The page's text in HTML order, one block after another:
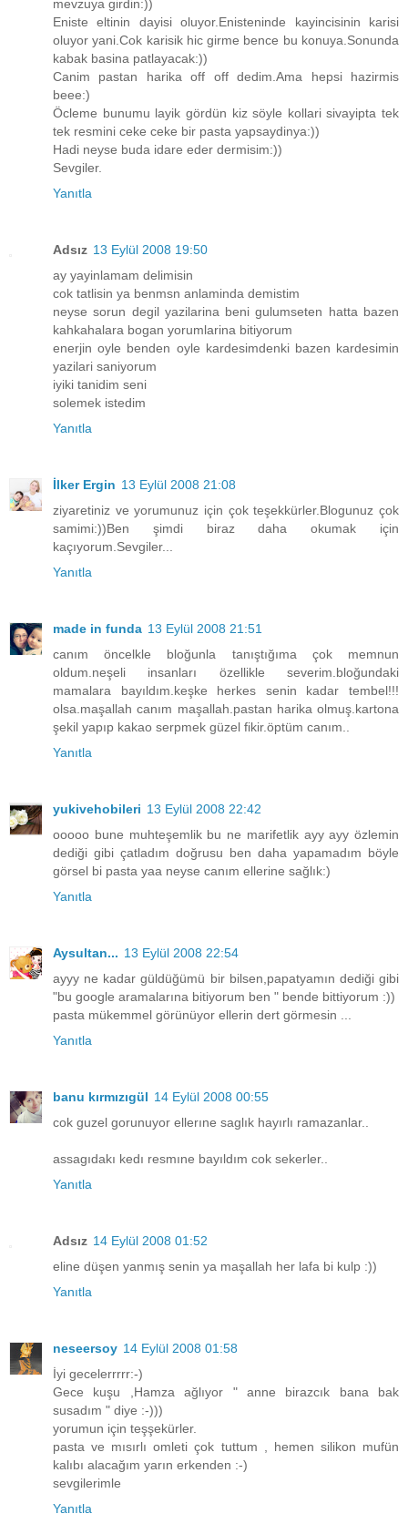
mevzuya girdin:))
Eniste eltinin dayisi oluyor.Enisteninde kayincisinin karisi
oluyor yani.Cok karisik hic girme bence bu konuya.Sonunda
kabak basina patlayacak:))
Canim pastan harika off off dedim.Ama hepsi hazirmis
beee:)
Öcleme bunumu layik gördün kiz söyle kollari sivayipta tek
tek resmini ceke ceke bir pasta yapsaydinya:))
Hadi neyse buda idare eder dermisim:))
Sevgiler.
Yanıtla
Adsız 13 Eylül 2008 19:50
ay yayinlamam delimisin
cok tatlisin ya benmsn anlaminda demistim
neyse sorun degil yazilarina beni gulumseten hatta bazen
kahkahalara bogan yorumlarina bitiyorum
enerjin oyle benden oyle kardesimdenki bazen kardesimin
yazilari saniyorum
iyiki tanidim seni
solemek istedim
Yanıtla
İlker Ergin 13 Eylül 2008 21:08
ziyaretiniz ve yorumunuz için çok teşekkürler.Blogunuz çok
samimi:))Ben şimdi biraz daha okumak için
kaçıyorum.Sevgiler...
Yanıtla
made in funda 13 Eylül 2008 21:51
canım öncelkle bloğunla tanıştığıma çok memnun
oldum.neşeli insanları özellikle severim.bloğundaki
mamalara bayıldım.keşke herkes senin kadar tembel!!!
olsa.maşallah canım maşallah.pastan harika olmuş.kartona
şekil yapıp kakao serpmek güzel fikir.öptüm canım..
Yanıtla
yukivehobileri 13 Eylül 2008 22:42
ooooo bune muhteşemlik bu ne marifetlik ayy ayy özlemin
dediği gibi çatladım doğrusu ben daha yapamadım böyle
görsel bi pasta yaa neyse canım ellerine sağlık:)
Yanıtla
Aysultan... 13 Eylül 2008 22:54
ayyy ne kadar güldüğümü bir bilsen,papatyamın dediği gibi
"bu google aramalarına bitiyorum ben " bende bittiyorum :))
pasta mükemmel görünüyor ellerin dert görmesin ...
Yanıtla
banu kırmızıgül 14 Eylül 2008 00:55
cok guzel gorunuyor ellerıne saglık hayırlı ramazanlar..
assagıdakı kedı resmıne bayıldım cok sekerler..
Yanıtla
Adsız 14 Eylül 2008 01:52
eline düşen yanmış senin ya maşallah her lafa bi kulp :))
Yanıtla
neseersoy 14 Eylül 2008 01:58
İyi gecelerrrrr:-)
Gece kuşu ,Hamza ağlıyor " anne birazcık bana bak
susadım " diye :-)))
yorumun için teşşekürler.
pasta ve mısırlı omleti çok tuttum , hemen silikon mufün
kalıbı alacağım yarın erkenden :-)
sevgilerimle
Yanıtla